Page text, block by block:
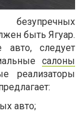
быть Ягуар.
авто, следует
салоны
авто;